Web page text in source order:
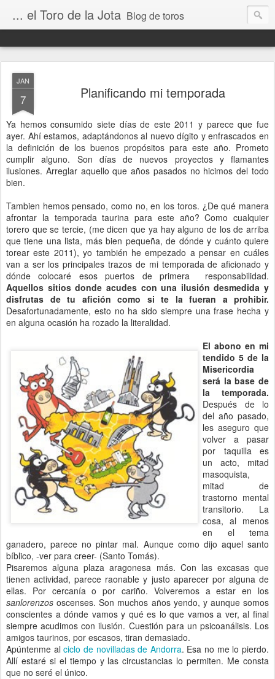
... el Toro de la Jota Blog de toros
JAN
7 Planificando mi temporada
Ya hemos consumido siete días de este 2011 y parece que fue
ayer. Ahí estamos, adaptándonos al nuevo dígito y enfrascados en
la definición de los buenos propósitos para este año. Prometo
cumplir alguno. Son días de nuevos proyectos y flamantes
ilusiones. Arreglar aquello que años pasados no hicimos del todo
bien.
Tambien hemos pensado, como no, en los toros. ¿De qué manera
afrontar la temporada taurina para este año? Como cualquier
torero que se tercie, (me dicen que ya hay alguno de los de arriba
que tiene una lista, más bien pequeña, de dónde y cuánto quiere
torear este 2011), yo también he empezado a pensar en cuáles
van a ser los principales trazos de mi temporada de aficionado y
dónde colocaré esos puertos de primera responsabilidad.
Aquellos sitios donde acudes con una ilusión desmedida y
disfrutas de tu afición como si te la fueran a prohibir.
Desafortunadamente, esto no ha sido siempre una frase hecha y
en alguna ocasión ha rozado la literalidad.
El abono en mi
tendido 5 de la
Misericordia
será la base de
la temporada.
Después de lo
del año pasado,
les aseguro que
volver a pasar
por taquilla es
un acto, mitad
masoquista,
mitad de
trastorno mental
transitorio. La
cosa, al menos
en el tema
ganadero, parece no pintar mal. Aunque como dijo aquel santo
bíblico, -ver para creer- (Santo Tomás).
Pisaremos alguna plaza aragonesa más. Con las excasas que
tienen actividad, parece raonable y justo aparecer por alguna de
ellas. Por cercanía o por cariño. Volveremos a estar en los
sanlorenzos oscenses. Son muchos años yendo, y aunque somos
conscientes a dónde vamos y qué es lo que vamos a ver, al final
siempre acudimos con ilusión. Cuestión para un psicoanálisis. Los
amigos taurinos, por escasos, tiran demasiado.
Apúntenme alciclo de novilladas de Andorra. Esa no me lo pierdo.
Allí estaré si el tiempo y las circustancias lo permiten. Me consta
que no seré el único.